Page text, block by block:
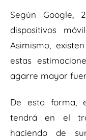
Según Google,
dispositivos
Asimismo,
estas
agarre mayor
De esta forma,
tendrá en el
haciendo de